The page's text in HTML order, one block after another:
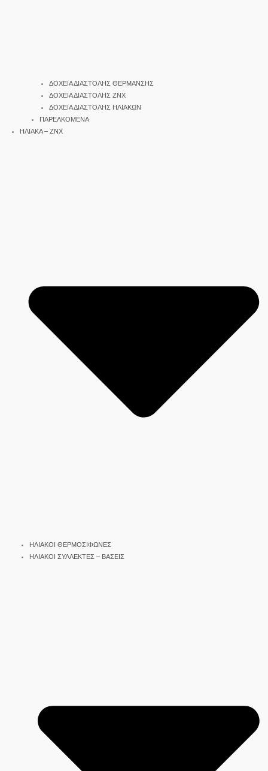
ΔΟΧΕΙΑ ΔΙΑΣΤΟΛΗΣ ΘΕΡΜΑΝΣΗΣ
ΔΟΧΕΙΑ ΔΙΑΣΤΟΛΗΣ ΖΝΧ
ΔΟΧΕΙΑ ΔΙΑΣΤΟΛΗΣ ΗΛΙΑΚΩΝ
ΠΑΡΕΛΚΟΜΕΝΑ
ΗΛΙΑΚΑ – ΖΝΧ
ΗΛΙΑΚΟΙ ΘΕΡΜΟΣΙΦΩΝΕΣ
ΗΛΙΑΚΟΙ ΣΥΛΛΕΚΤΕΣ – ΒΑΣΕΙΣ